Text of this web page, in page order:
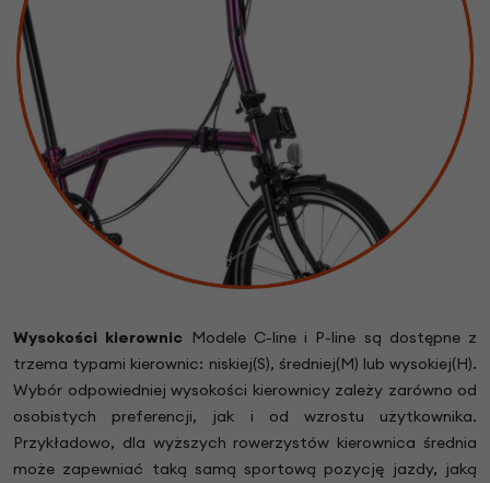
Wysokości kierownic Modele C-line i P-line są dostępne z
trzema typami kierownic: niskiej(S), średniej(M) lub wysokiej(H).
Wybór odpowiedniej wysokości kierownicy zależy zarówno od
osobistych preferencji, jak i od wzrostu użytkownika.
Przykładowo, dla wyższych rowerzystów kierownica średnia
może zapewniać taką samą sportową pozycję jazdy, jaką